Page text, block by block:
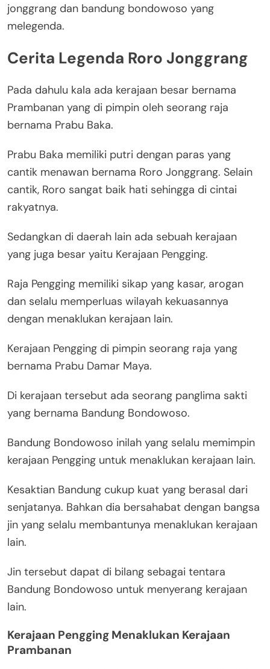
jonggrang dan bandung bondowoso yang
melegenda.
Cerita Legenda Roro Jonggrang
Pada dahulu kala ada kerajaan besar bernama
Prambanan yang di pimpin oleh seorang raja
bernama Prabu Baka.
Prabu Baka memiliki putri dengan paras yang
cantik menawan bernama Roro Jonggrang. Selain
cantik, Roro sangat baik hati sehingga di cintai
rakyatnya.
Sedangkan di daerah lain ada sebuah kerajaan
yang juga besar yaitu Kerajaan Pengging.
Raja Pengging memiliki sikap yang kasar, arogan
dan selalu memperluas wilayah kekuasannya
dengan menaklukan kerajaan lain.
Kerajaan Pengging di pimpin seorang raja yang
bernama Prabu Damar Maya.
Di kerajaan tersebut ada seorang panglima sakti
yang bernama Bandung Bondowoso.
Bandung Bondowoso inilah yang selalu memimpin
kerajaan Pengging untuk menaklukan kerajaan lain.
Kesaktian Bandung cukup kuat yang berasal dari
senjatanya. Bahkan dia bersahabat dengan bangsa
jin yang selalu membantunya menaklukan kerajaan
lain.
Jin tersebut dapat di bilang sebagai tentara
Bandung Bondowoso untuk menyerang kerajaan
lain.
Kerajaan Pengging Menaklukan Kerajaan
Prambanan